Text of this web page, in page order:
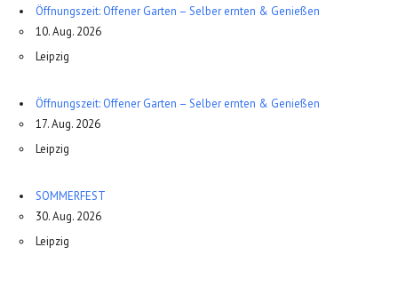
Öffnungszeit: Offener Garten – Selber ernten & Genießen
10. Aug. 2026
Leipzig
Öffnungszeit: Offener Garten – Selber ernten & Genießen
17. Aug. 2026
Leipzig
SOMMERFEST
30. Aug. 2026
Leipzig